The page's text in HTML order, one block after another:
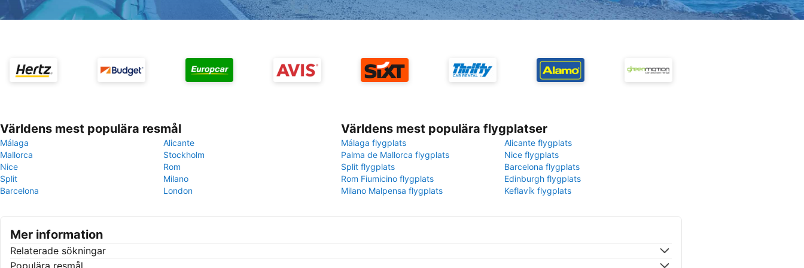
Världens mest populära resmål
Málaga
Alicante
Mallorca
Stockholm
Nice
Rom
Split
Milano
Barcelona
London
Världens mest populära flygplatser
Málaga flygplats
Alicante flygplats
Palma de Mallorca flygplats
Nice flygplats
Split flygplats
Barcelona flygplats
Rom Fiumicino flygplats
Edinburgh flygplats
Milano Malpensa flygplats
Keflavík flygplats
Mer information
Relaterade sökningar
Populära resmål